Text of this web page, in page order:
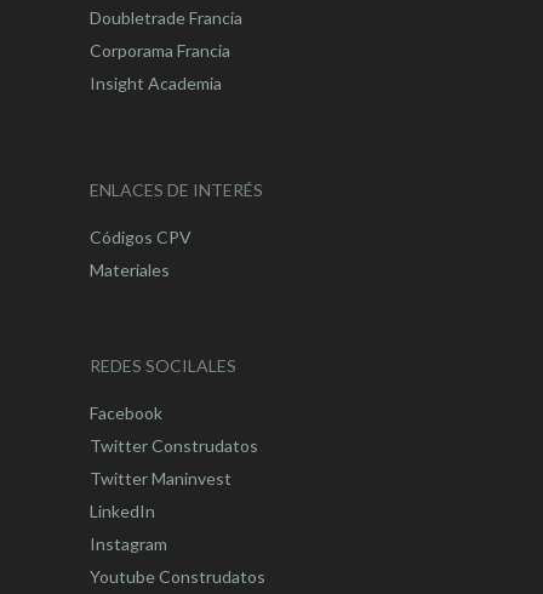
Doubletrade Francia
Corporama Francia
Insight Academia
ENLACES DE INTERÉS
Códigos CPV
Materiales
REDES SOCILALES
Facebook
Twitter Construdatos
Twitter Maninvest
LinkedIn
Instagram
Youtube Construdatos